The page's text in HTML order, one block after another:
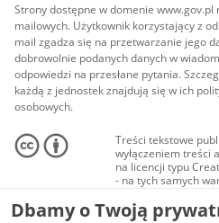
Strony dostępne w domenie
mailowych. Użytkownik korzystający z
mail zgadza się na przetwarzanie jego
dobrowolnie podanych danych w
odpowiedzi na przesłane pytania.
każdą z jednostek znajdują się w ich
osobowych.
Treści tekstowe
wyłączeniem treści
na licencji typu
- na tych samych
Materiały
audio i wideo, są
Dbamy o Twoją